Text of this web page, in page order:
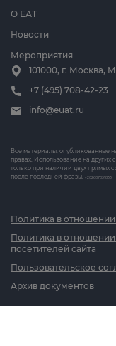
О ЕАТ
Новости
Мероприятия
101000, г. Москва,
+7 (495) 708-42-23
info@euat.ru
Все материалы, опубликованные
правах. Использование на других
только при наличии двух прямых
после последней фразы. v202607031833
Политика в
Политика в
посетителей сайта
Пользовательское
Архив документов